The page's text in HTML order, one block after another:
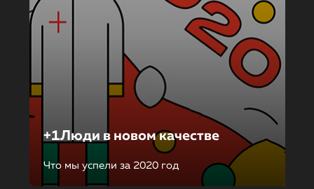
+1Люди в новом качестве
Что мы успели за 2020 год